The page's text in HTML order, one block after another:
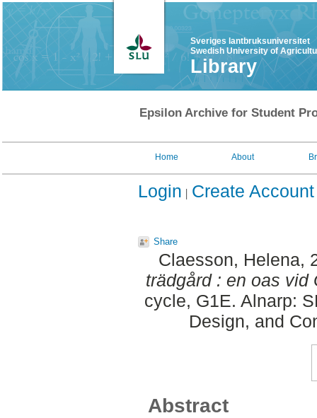
Sveriges lantbruksuniversitet
Swedish University of
Library
Epsilon Archive for Student
Home About
Login Create Account
Share
Claesson, Helena,
trädgård : en oas vid
cycle, G1E. Alnarp:
Design, and
Abstract